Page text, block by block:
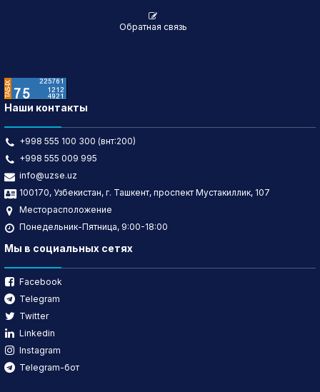
Обратная связь
Наши контакты
+998 555 100 300 (внт:200)
+998 555 009 995
info@uzse.uz
100170, Узбекистан, г. Ташкент, проспект Мустакиллик, 107
Месторасположение
Понедельник-Пятница, 9:00-18:00
Мы в социальных сетях
Facebook
Telegram
Twitter
Linkedin
Instagram
Telegram-бот